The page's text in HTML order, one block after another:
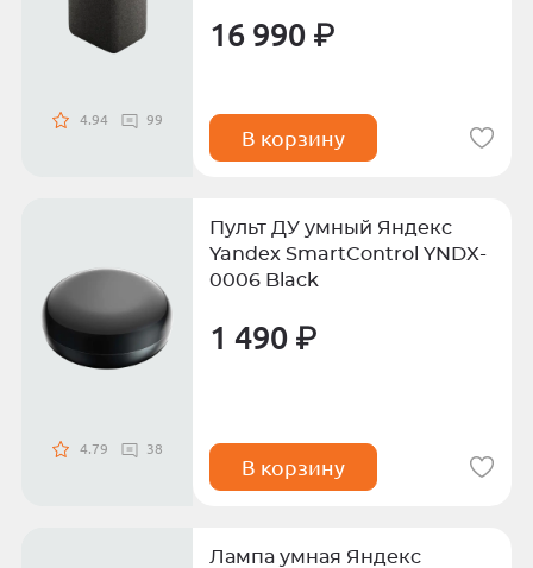
4.94 99
16 990 ₽
В корзину
4.79 38
Пульт ДУ умный Яндекс
Yandex SmartControl YNDX-
0006 Black
1 490 ₽
В корзину
Лампа умная Яндекс